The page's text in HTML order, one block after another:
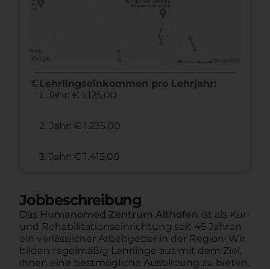
euro Lehrlingseinkommen pro Lehrjahr:
1. Jahr: € 1.125,00
2. Jahr: € 1.235,00
3. Jahr: € 1.415,00
Jobbeschreibung
Das Humanomed Zentrum Althofen ist als Kur-
und Rehabilitationseinrichtung seit 45 Jahren
ein verlässlicher Arbeitgeber in der Region. Wir
bilden regelmäßig Lehrlinge aus mit dem Ziel,
ihnen eine bestmögliche Ausbildung zu bieten.